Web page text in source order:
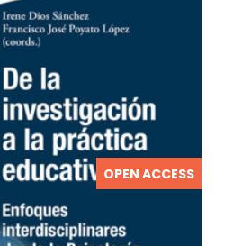
OPEN ACCESS